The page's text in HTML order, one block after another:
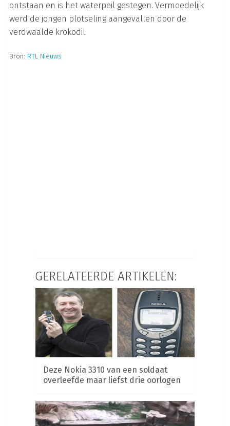
ontstaan en is het waterpeil gestegen. Vermoedelijk
werd de jongen plotseling aangevallen door de
verdwaalde krokodil.
Bron: RTL Nieuws
GERELATEERDE ARTIKELEN:
Deze Nokia 3310 van een soldaat
overleefde maar liefst drie oorlogen